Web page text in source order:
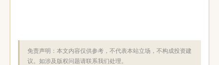
免责声明：本文内容仅供参考，不代表本站立场，不构成投资建
议。如涉及版权问题请联系我们处理。